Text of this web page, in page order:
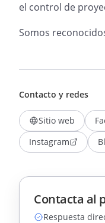
el control de
Somos
Contacto y redes
Sitio web
Instagram
Contacta al
Respuesta